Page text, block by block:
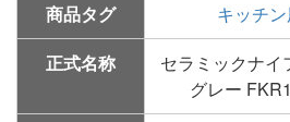
商品タグ
キッチ
正式名称
セラミックナイ
グレー